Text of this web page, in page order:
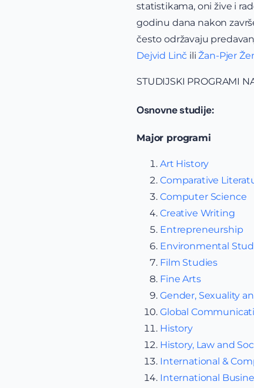
statistikama, oni žive i
godinu dana nakon
često održavaju
Dejvid Linč iliŽan-Pjer
STUDIJSKI PROGRAMI
Osnovne studije:
Major programi
Art History
Comparative
Computer Science
Creative Writing
Entrepreneurship
Environmental
Film Studies
Fine Arts
Gender, Sexuality
Global
History
History, Law and
International &
International